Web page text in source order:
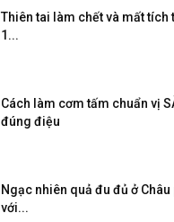
Thiên tai làm chết và mất tích
1...
Cách làm cơm tấm chuẩn vị
đúng điệu
Ngạc nhiên quả đu đủ ở
với...